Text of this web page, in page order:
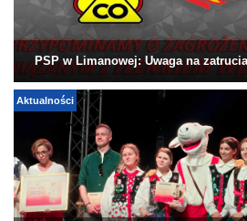
PSP w Limanowej: Uwaga na
Aktualności